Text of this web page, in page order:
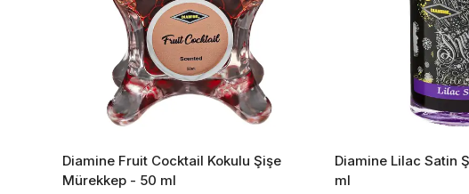
Diamine Fruit Cocktail Kokulu Şişe
Mürekkep - 50 ml
Diamine Lilac Satin
ml